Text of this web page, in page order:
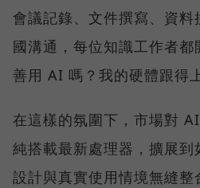
會議記錄、文件撰寫、資
國溝通，每位知識工作者
善用 AI 嗎？我的硬體跟得
在這樣的氛圍下，市場對
純搭載最新處理器，擴展
設計與真實使用情境無縫整